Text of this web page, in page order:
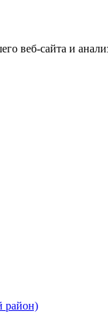
веб-сайта и
район)